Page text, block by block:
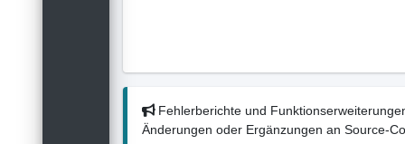
Fehlerberichte und
Änderungen oder Ergänzungen an Source-